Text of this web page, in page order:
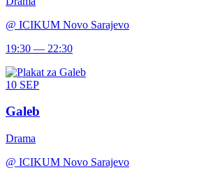
@ ICIKUM Novo Sarajevo
19:30 — 22:30
10 SEP
Galeb
Drama
@ ICIKUM Novo Sarajevo